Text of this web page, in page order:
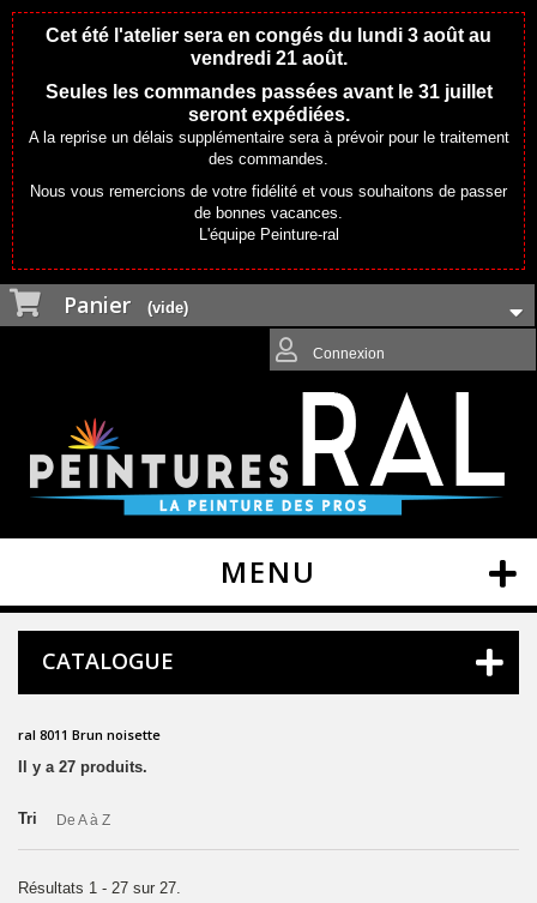
Cet été l'atelier sera en congés du lundi 3 août au
vendredi 21 août.
Seules les commandes passées avant le 31 juillet
seront expédiées.
A la reprise un délais supplémentaire sera à prévoir pour le traitement
des commandes.
Nous vous remercions de votre fidélité et vous souhaitons de passer
de bonnes vacances.
L'équipe Peinture-ral
Panier (vide)
Connexion
MENU
CATALOGUE
ral 8011 Brun noisette
Il y a 27 produits.
Tri De A à Z
Résultats 1 - 27 sur 27.